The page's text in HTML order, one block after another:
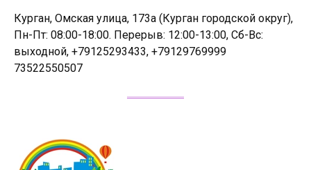
Курган, Омская улица, 173а (Курган городской округ),
Пн-Пт: 08:00-18:00. Перерыв: 12:00-13:00, Сб-Вс:
выходной, +79125293433, +79129769999
73522550507